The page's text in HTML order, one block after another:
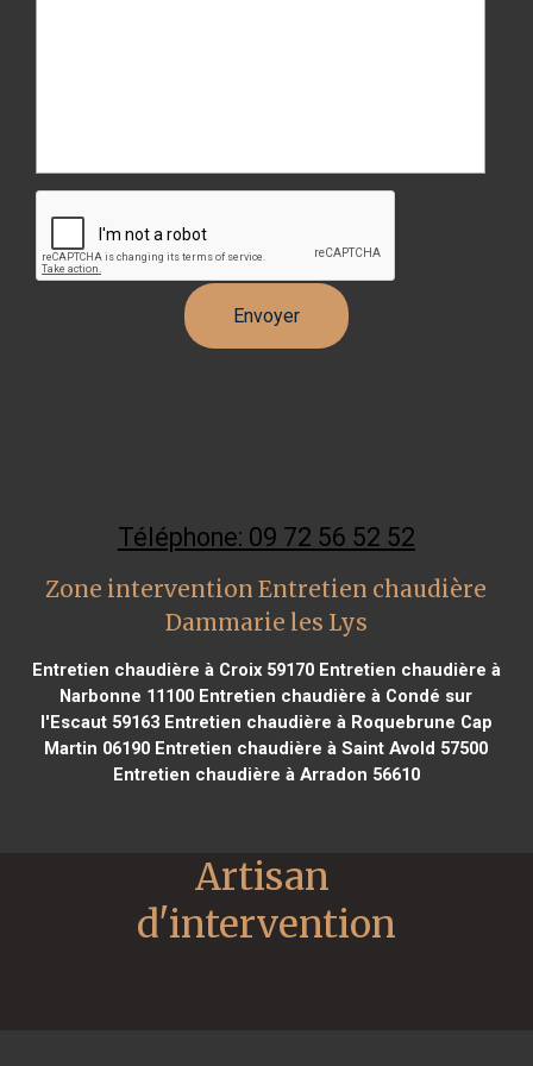
Téléphone: 09 72 56 52 52
Zone intervention Entretien chaudière
Dammarie les Lys
Entretien chaudière à Croix 59170Entretien chaudière à
Narbonne 11100 Entretien chaudière à Condé sur
l'Escaut 59163Entretien chaudière à Roquebrune Cap
Martin 06190 Entretien chaudière à Saint Avold 57500
Entretien chaudière à Arradon 56610
Artisan
d'intervention